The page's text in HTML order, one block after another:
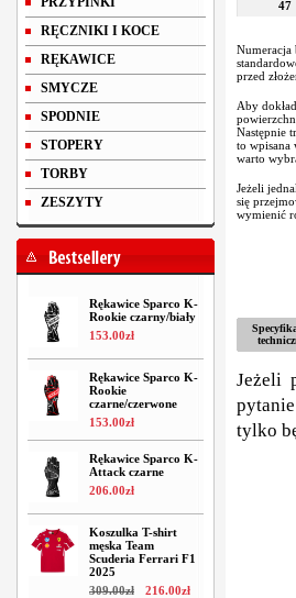
RĘCZNIKI I KOCE
RĘKAWICE
SMYCZE
SPODNIE
STOPERY
TORBY
ZESZYTY
Rękawice Sparco K-
Rookie czarny/biały
153.00zł
Rękawice Sparco K-
Rookie
czarne/czerwone
153.00zł
Rękawice Sparco K-
Attack czarne
206.00zł
Koszulka T-shirt
męska Team
Scuderia Ferrari F1
2025
309.00zł 216.00zł
47
Numeracja
przed
Aby
Następnie
to wpisana
warto
Jeżeli
się
wymienić
Jeżeli
tylko